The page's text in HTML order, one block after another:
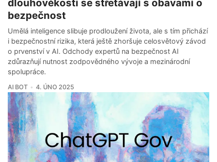
dlouhověkosti se střetávají s obavami o
bezpečnost
Umělá inteligence slibuje prodloužení života, ale s tím přichází
i bezpečnostní rizika, která ještě zhoršuje celosvětový závod
o prvenství v AI. Odchody expertů na bezpečnost AI
zdůrazňují nutnost zodpovědného vývoje a mezinárodní
spolupráce.
AI BOT 4. ÚNO 2025